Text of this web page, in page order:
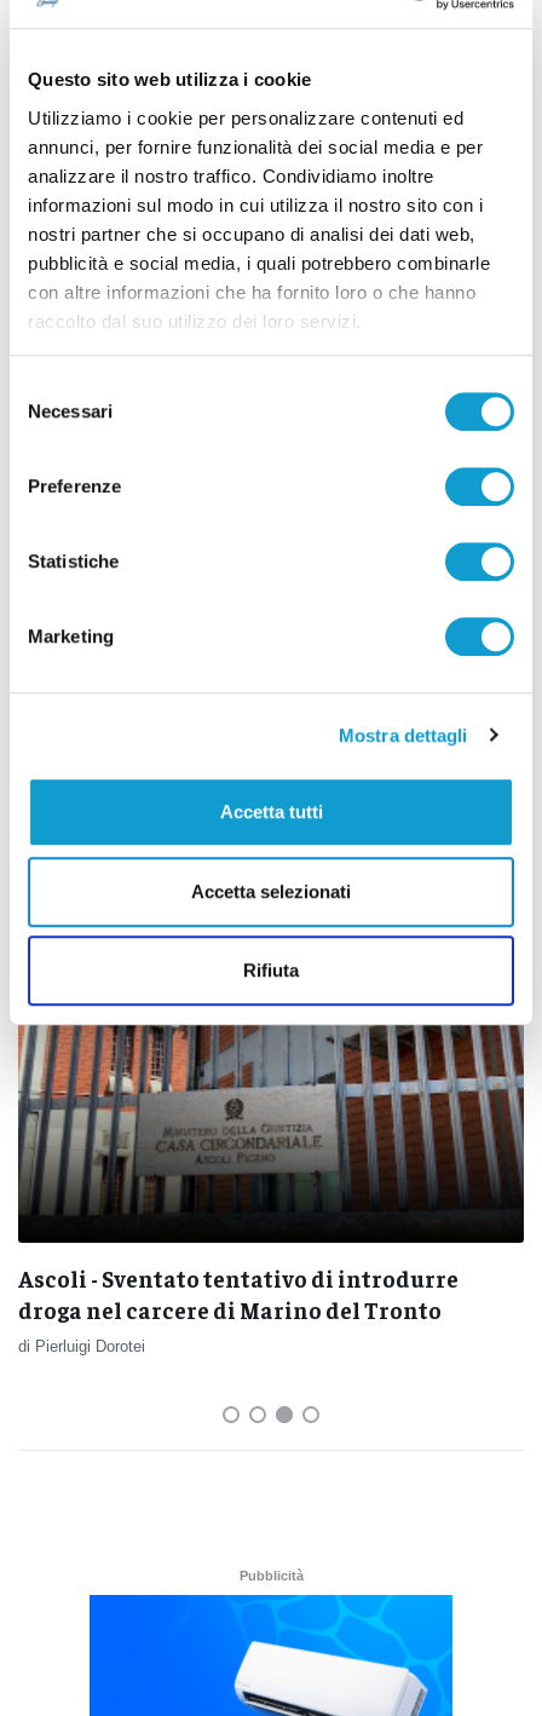
Questo sito web utilizza i cookie
Utilizziamo i cookie per personalizzare contenuti ed
annunci, per fornire funzionalità dei social media e per
analizzare il nostro traffico. Condividiamo inoltre
informazioni sul modo in cui utilizza il nostro sito con i
nostri partner che si occupano di analisi dei dati web,
pubblicità e social media, i quali potrebbero combinarle
con altre informazioni che ha fornito loro o che hanno
raccolto dal suo utilizzo dei loro servizi.
delNecessari
Preferenze
Statistiche
Marketing
Mostra dettagli
Accetta tutti
Accetta selezionati
Rifiuta
Commissario, si troverà in una "chiara posizione di fuori
TAG:
GUIDO CASTELLI POST SISMA RICOSTRUZIONE
Precedente
Successivo
Correlati
Ascoli - Sventato tentativo di introdurre
droga nel carcere di Marino del Tronto
di Pierluigi Dorotei
Pubblicità